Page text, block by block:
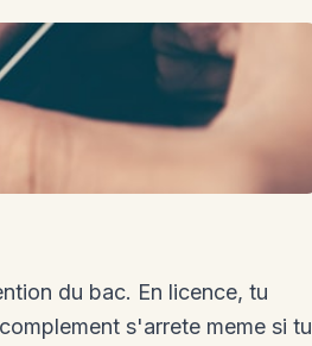
du bac. En licence, tu
s'arrete meme si tu